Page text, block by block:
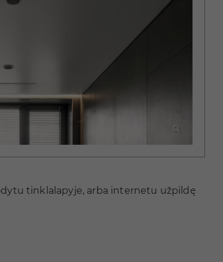
tinklalapyje, arba internetu užpildę